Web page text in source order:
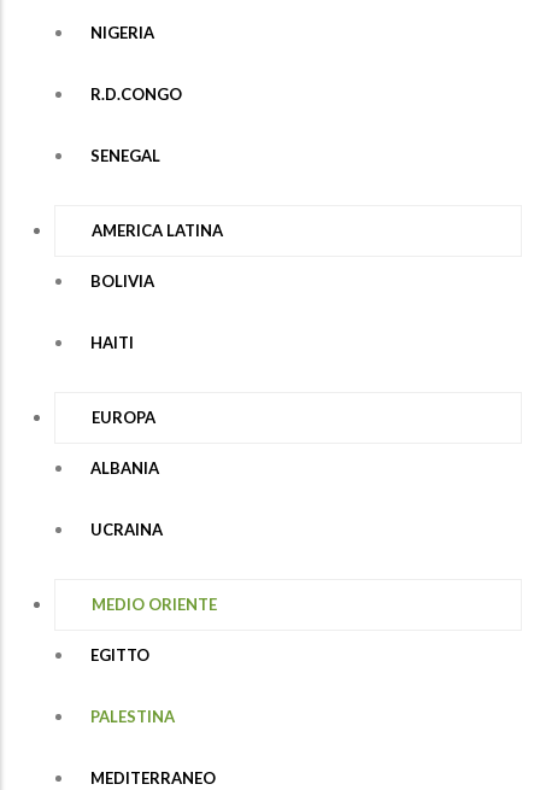
NIGERIA
R.D.CONGO
SENEGAL
AMERICA LATINA
BOLIVIA
HAITI
EUROPA
ALBANIA
UCRAINA
MEDIO ORIENTE
EGITTO
PALESTINA
MEDITERRANEO